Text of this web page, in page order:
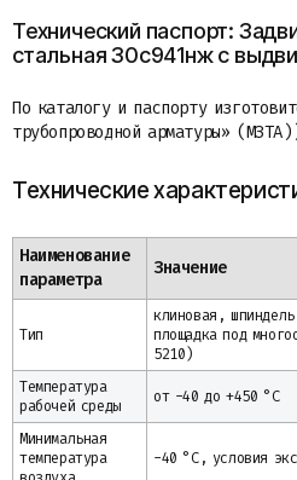
Технический паспорт:
стальная 30с941нж с
По каталогу и паспорту
трубопроводной арматуры»
Технические
Наименование
параметра
Значение
Тип
клиновая,
площадка под
5210)
Температура
рабочей среды
от -40 до +450 °C
Минимальная
температура
-40 °C, условия